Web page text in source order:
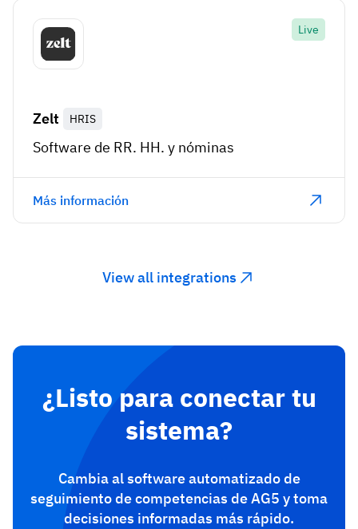
Live
Zelt HRIS
Software de RR. HH. y nóminas
Más información
View all integrations
¿Listo para conectar tu
sistema?
Cambia al software automatizado de
seguimiento de competencias de AG5 y toma
decisiones informadas más rápido.